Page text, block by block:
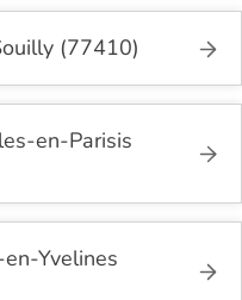
(77410)
en-Parisis
Yvelines